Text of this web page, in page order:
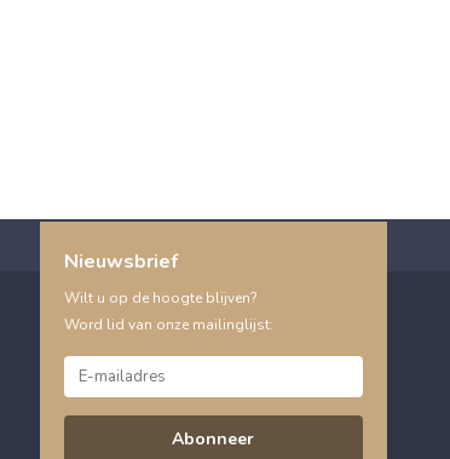
Nieuwsbrief
Wilt u op de hoogte blijven?
Word lid van onze mailinglijst:
Abonneer